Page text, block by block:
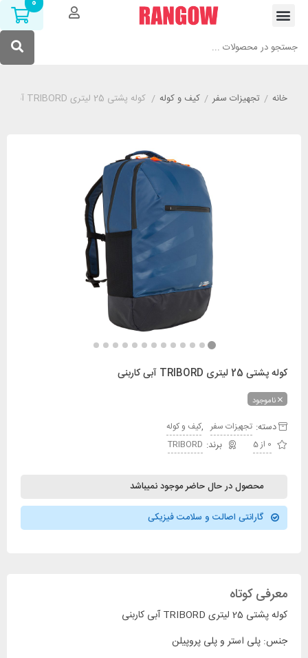
خانه/ تجهیزات سفر/ کیف و کوله/ کوله پشتی 25 لیتری TRIBORD آبی کاربنی
کوله پشتی 25 لیتری TRIBORD آبی کاربنی
ناموجود
دسته: تجهیزات سفر , کیف و کوله
0 از 5
TRIBORD
محصول در حال حاضر موجود نمیباشد
گارانتی اصالت و سلامت فیزیکی
معرفی کوتاه
کوله پشتی 25 لیتری TRIBORD آبی کاربنی
جنس: پلی استر و پلی پروپیلن